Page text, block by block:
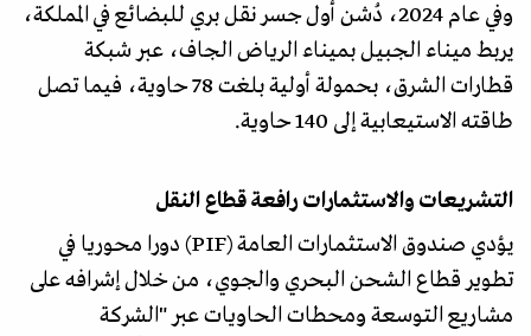
وفي عام 2024، دُشن أول جسر نقل بري للبضائع في المملكة،
يربط ميناء الجبيل بميناء الرياض الجاف، عبر شبكة
قطارات الشرق، بحمولة أولية بلغت 78 حاوية، فيما تصل
طاقته الاستيعابية إلى 140 حاوية.
التشريعات والاستثمارات رافعة قطاع النقل
يؤدي صندوق الاستثمارات العامة (PIF) دورا محوريا في
تطوير قطاع الشحن البحري والجوي، من خلال إشرافه على
مشاريع التوسعة ومحطات الحاويات عبر "الشركة